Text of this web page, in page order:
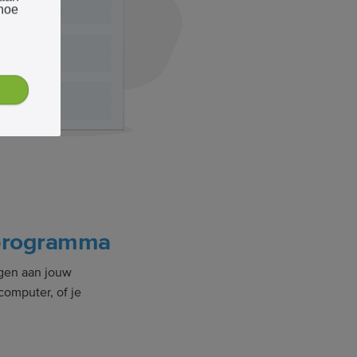
aan jouw
of je